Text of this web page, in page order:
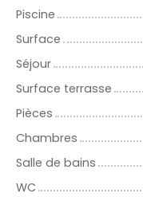
Piscine
Surface
Séjour
Surface terrasse
Pièces
Chambres
Salle de bains
WC